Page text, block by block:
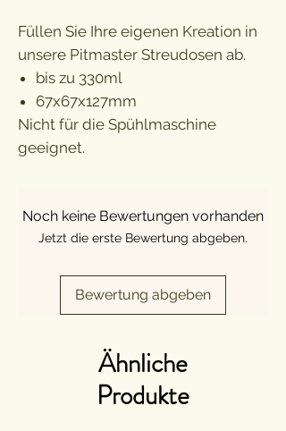
Füllen Sie Ihre eigenen Kreation in
unsere Pitmaster Streudosen ab.
bis zu 330ml
67x67x127mm
Nicht für die Spühlmaschine
geeignet.
Noch keine Bewertungen vorhanden
Jetzt die erste Bewertung abgeben.
Bewertung abgeben
Ähnliche
Produkte